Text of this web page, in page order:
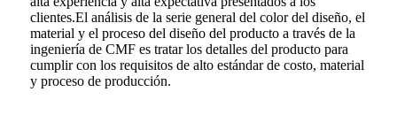
clientes.El análisis de la serie general del color del diseño, el
material y el proceso del diseño del producto a través de la
ingeniería de CMF es tratar los detalles del producto para
cumplir con los requisitos de alto estándar de costo, material
y proceso de producción.